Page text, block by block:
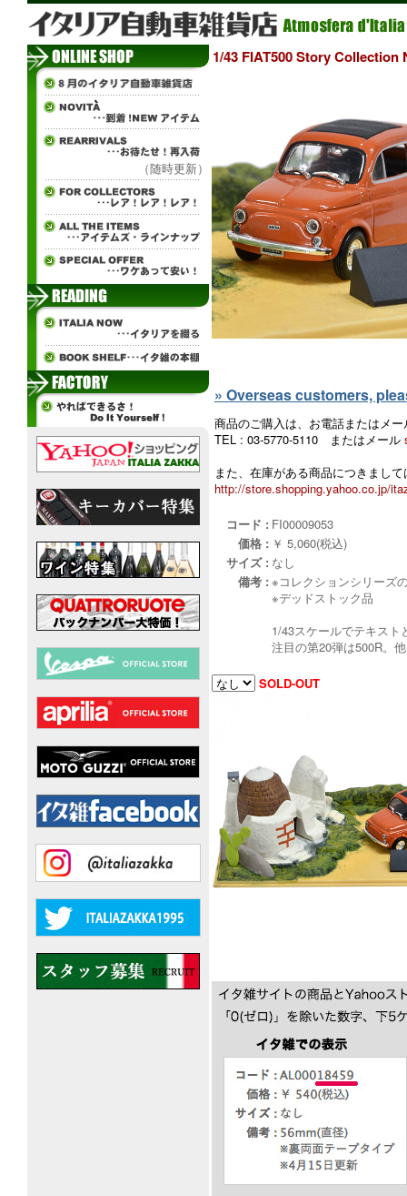
（随時更新）
1/43 FIAT500 Story Collection
» Overseas customers,
商品のご購入は、お電話またはメ
TEL : 03-5770-5110 またはメール
また、在庫がある商品につきまし
http://store.shopping.yahoo.co.jp/
コード : FI00009053
価格 : ￥ 5,060(税込)
サイズ : なし
備考 : ※コレクションシリーズ
※デッドストック品
1/43スケールでテキス
注目の第20弾は500R。
SOLD-OUT